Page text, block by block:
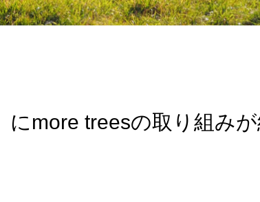
にmore treesの取り組み